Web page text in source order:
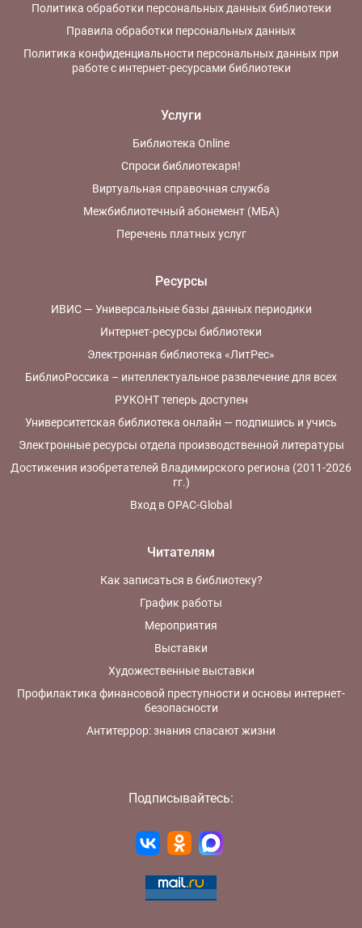
Политика обработки персональных данных библиотеки
Правила обработки персональных данных
Политика конфиденциальности персональных данных при
работе с интернет-ресурсами библиотеки
Услуги
Библиотека Online
Спроси библиотекаря!
Виртуальная справочная служба
Межбиблиотечный абонемент (МБА)
Перечень платных услуг
Ресурсы
ИВИС — Универсальные базы данных периодики
Интернет-ресурсы библиотеки
Электронная библиотека «ЛитРес»
БиблиоРоссика – интеллектуальное развлечение для всех
РУКОНТ теперь доступен
Университетская библиотека онлайн — подпишись и учись
Электронные ресурсы отдела производственной литературы
Достижения изобретателей Владимирского региона (2011-2026
гг.)
Вход в OPAC-Global
Читателям
Как записаться в библиотеку?
График работы
Мероприятия
Выставки
Художественные выставки
Профилактика финансовой преступности и основы интернет-
безопасности
Антитеррор: знания спасают жизни
Подписывайтесь: